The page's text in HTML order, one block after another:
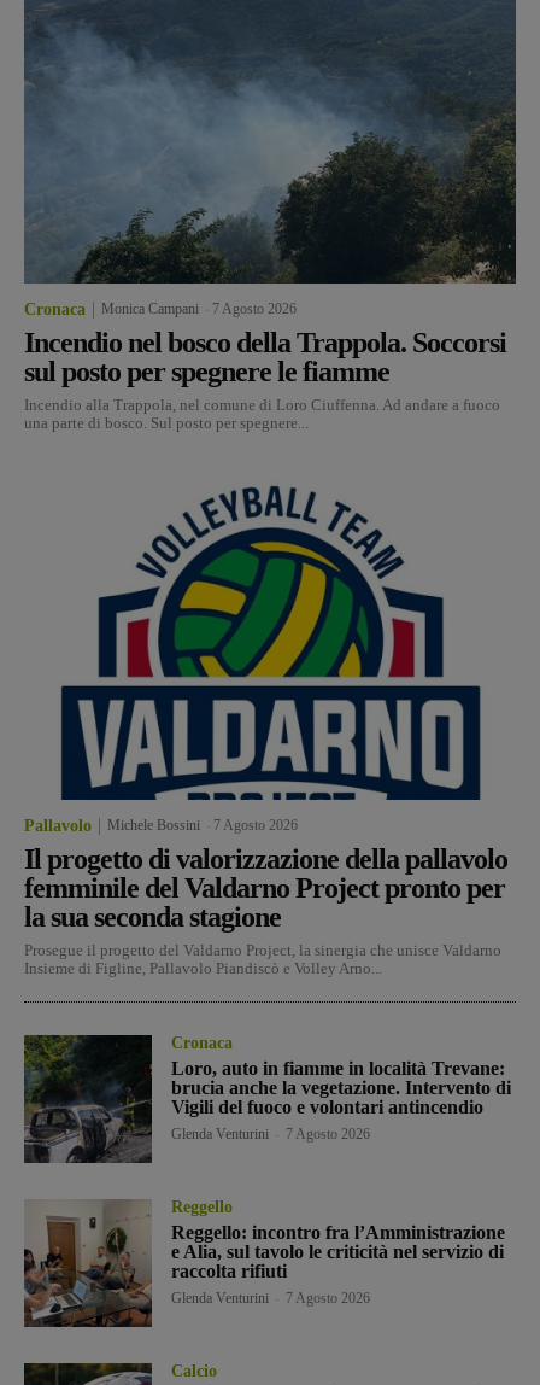
Cronaca Monica Campani 7 Agosto 2026
Incendio nel bosco della Trappola. Soccorsi
sul posto per spegnere le fiamme
Incendio alla Trappola, nel comune di Loro Ciuffenna. Ad andare a fuoco
una parte di bosco. Sul posto per spegnere...
Pallavolo Michele Bossini 7 Agosto 2026
Il progetto di valorizzazione della pallavolo
femminile del Valdarno Project pronto per
la sua seconda stagione
Prosegue il progetto del Valdarno Project, la sinergia che unisce Valdarno
Insieme di Figline, Pallavolo Piandiscò e Volley Arno...
Cronaca
Loro, auto in fiamme in località Trevane:
brucia anche la vegetazione. Intervento di
Vigili del fuoco e volontari antincendio
Glenda Venturini 7 Agosto 2026
Reggello
Reggello: incontro fra l’Amministrazione
e Alia, sul tavolo le criticità nel servizio di
raccolta rifiuti
Glenda Venturini 7 Agosto 2026
Calcio